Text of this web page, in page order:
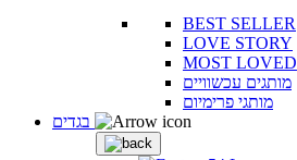
BEST SELLER
LOVE STORY
MOST LOVED
מותגים עכשוויים
מותגי פרימיום